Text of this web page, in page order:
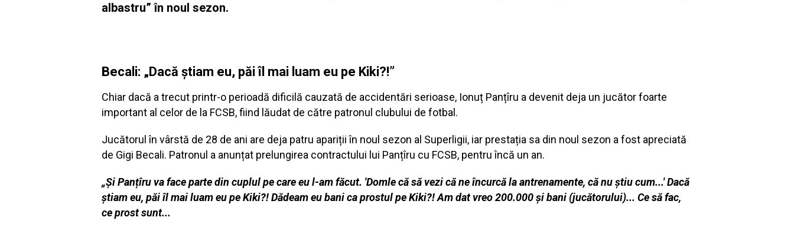
albastru” în noul sezon.
Becali: „Dacă știam eu, păi îl mai luam eu pe Kiki?!”
Chiar dacă a trecut printr-o perioadă dificilă cauzată de accidentări serioase, Ionuț Panțîru a devenit deja un jucător foarte
important al celor de la FCSB, fiind lăudat de către patronul clubului de fotbal.
Jucătorul în vârstă de 28 de ani are deja patru apariții în noul sezon al Superligii, iar prestația sa din noul sezon a fost apreciată
de Gigi Becali. Patronul a anunțat prelungirea contractului lui Panțîru cu FCSB, pentru încă un an.
„Și Panțîru va face parte din cuplul pe care eu l-am făcut. 'Domle că să vezi că ne încurcă la antrenamente, că nu știu cum...' Dacă
știam eu, păi îl mai luam eu pe Kiki?! Dădeam eu bani ca prostul pe Kiki?! Am dat vreo 200.000 și bani (jucătorului)... Ce să fac,
ce prost sunt...